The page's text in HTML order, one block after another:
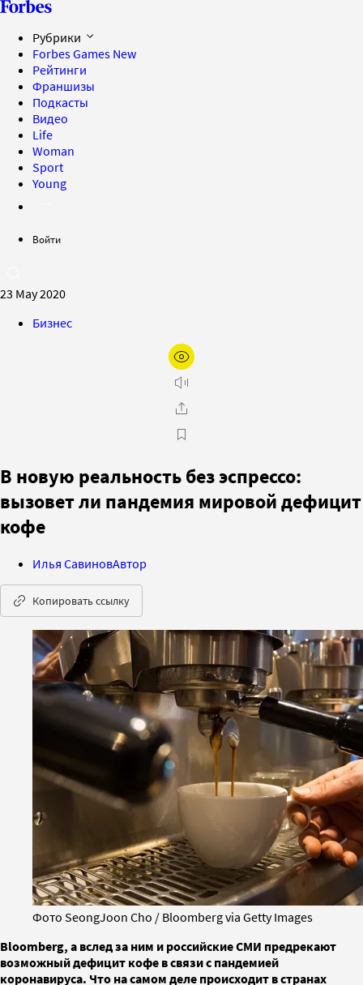
Рубрики
Forbes Games New
Рейтинги
Франшизы
Подкасты
Видео
Life
Woman
Sport
Young
Войти
23 May 2020
Бизнес
В новую реальность без эспрессо:
вызовет ли пандемия мировой дефицит
кофе
Илья СавиновАвтор
Копировать ссылку
Фото SeongJoon Cho / Bloomberg via Getty Images
Bloomberg, а вслед за ним и российские СМИ предрекают
возможный дефицит кофе в связи с пандемией
коронавируса. Что на самом деле происходит в странах